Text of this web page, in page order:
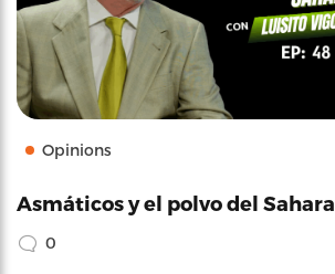
Opinions
Asmáticos y el polvo del Sahara
0